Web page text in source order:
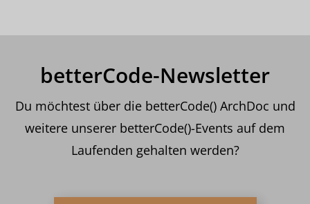
betterCode-Newsletter
Du möchtest über die betterCode() ArchDoc und
weitere unserer betterCode()-Events auf dem
Laufenden gehalten werden?